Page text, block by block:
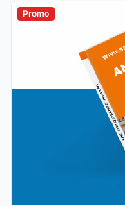
Promo